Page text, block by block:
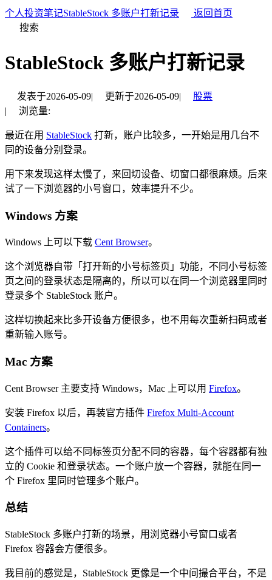
个人投资笔记StableStock 多账户打新记录
返回首页
搜索
StableStock 多账户打新记录
发表于2026-05-09| 更新于2026-05-09|
股票
|
浏览量:
最近在用 StableStock 打新，账户比较多，一开始是用几台不
同的设备分别登录。
用下来发现这样太慢了，来回切设备、切窗口都很麻烦。后来
试了一下浏览器的小号窗口，效率提升不少。
Windows 方案
Windows 上可以下载 Cent Browser。
这个浏览器自带「打开新的小号标签页」功能，不同小号标签
页之间的登录状态是隔离的，所以可以在同一个浏览器里同时
登录多个 StableStock 账户。
这样切换起来比多开设备方便很多，也不用每次重新扫码或者
重新输入账号。
Mac 方案
Cent Browser 主要支持 Windows，Mac 上可以用 Firefox。
安装 Firefox 以后，再装官方插件 Firefox Multi-Account
Containers。
这个插件可以给不同标签页分配不同的容器，每个容器都有独
立的 Cookie 和登录状态。一个账户放一个容器，就能在同一
个 Firefox 里同时管理多个账户。
总结
StableStock 多账户打新的场景，用浏览器小号窗口或者
Firefox 容器会方便很多。
我目前的感觉是，StableStock 更像是一个中间撮合平台，不是